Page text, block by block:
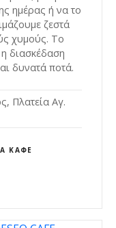
ημέρας ή να το
ζεστά
χυμούς. Το
διασκέδαση
δυνατά ποτά.
Πλατεία Αγ.
ΚΑΦΈ